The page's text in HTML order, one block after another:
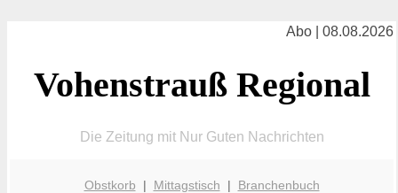
Abo | 08.08.2026
Vohenstrauß Regional
Die Zeitung mit Nur Guten Nachrichten
Obstkorb | Mittagstisch | Branchenbuch